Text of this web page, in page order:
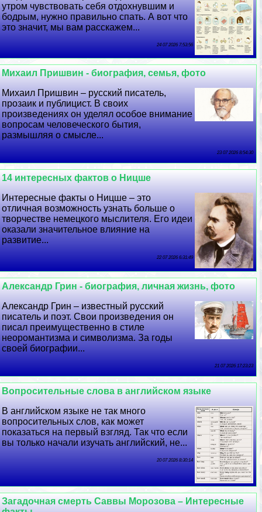
утром чувствовать себя отдохнувшим и
бодрым, нужно правильно спать. А вот что
это значит, мы вам расскажем...
24 07 2026 7:53:56
Михаил Пришвин - биография, семья, фото
Михаил Пришвин – русский писатель,
прозаик и публицист. В своих
произведениях он уделял особое внимание
вопросам человеческого бытия,
размышляя о смысле...
23 07 2026 8:54:30
14 интересных фактов о Ницше
Интересные факты о Ницше – это
отличная возможность узнать больше о
творчестве немецкого мыслителя. Его идеи
оказали значительное влияние на
развитие...
22 07 2026 6:31:49
Александр Грин - биография, личная жизнь, фото
Александр Грин – известный русский
писатель и поэт. Свои произведения он
писал преимущественно в стиле
неоромантизма и символизма. За годы
своей биографии...
21 07 2026 17:23:23
Вопросительные слова в английском языке
В английском языке не так много
вопросительных слов, как может
показаться на первый взгляд. Так что если
вы только начали изучать английский, не...
20 07 2026 8:30:14
Загадочная cмepть Саввы Морозова – Интересные